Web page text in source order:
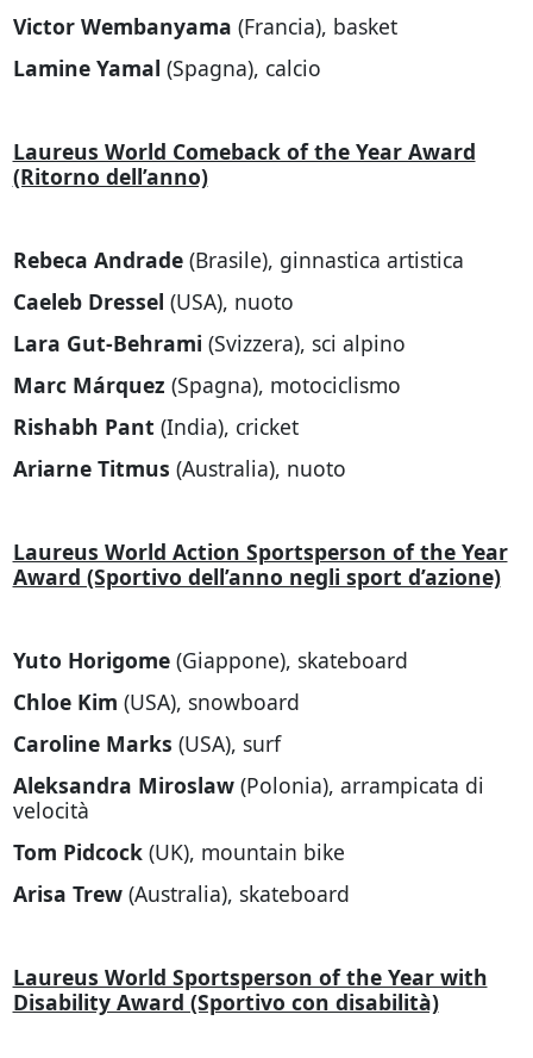
Victor Wembanyama (Francia), basket
Lamine Yamal (Spagna), calcio
Laureus World Comeback of the Year Award
(Ritorno dell’anno)
Rebeca Andrade (Brasile), ginnastica artistica
Caeleb Dressel (USA), nuoto
Lara Gut-Behrami (Svizzera), sci alpino
Marc Márquez (Spagna), motociclismo
Rishabh Pant (India), cricket
Ariarne Titmus (Australia), nuoto
Laureus World Action Sportsperson of the Year
Award (Sportivo dell’anno negli sport d’azione)
Yuto Horigome (Giappone), skateboard
Chloe Kim (USA), snowboard
Caroline Marks (USA), surf
Aleksandra Miroslaw (Polonia), arrampicata di
velocità
Tom Pidcock (UK), mountain bike
Arisa Trew (Australia), skateboard
Laureus World Sportsperson of the Year with
Disability Award (Sportivo con disabilità)